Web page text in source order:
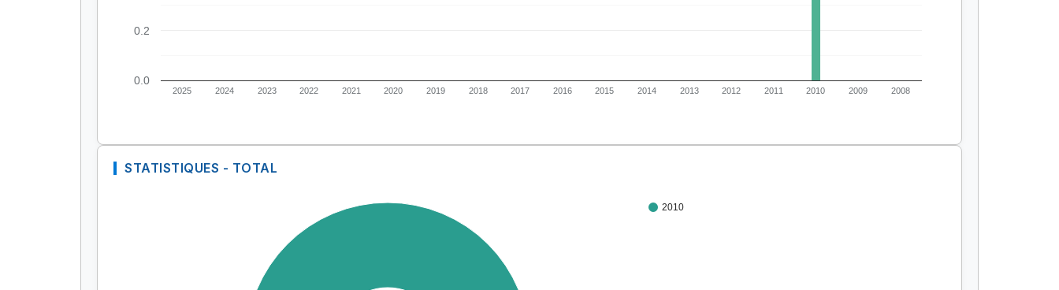
2025 2024 2023 2022 2021 2020 2019 2018 2017 2016 2015 2014 2013 2012 2011 2010 2009 2008
0.0
0.2
STATISTIQUES - TOTAL
2010